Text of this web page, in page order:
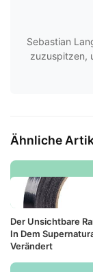
Sebastian
zuzuspitzen,
Ähnliche
Der Unsichtbare
In Dem
Verändert